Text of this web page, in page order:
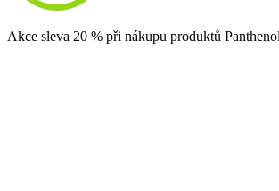
Akce sleva 20 % při nákupu produktů